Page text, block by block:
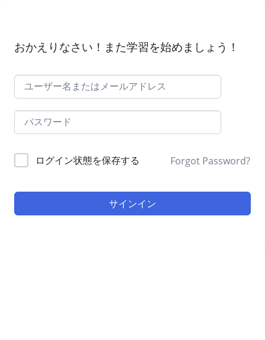
おかえりなさい！また学習を始めましょう！
ログイン状態を保存する Forgot Password?
サインイン